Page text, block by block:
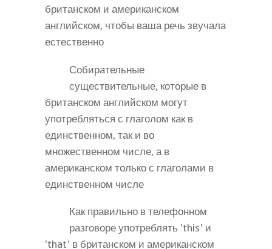
британском и американском
английском, чтобы ваша речь звучала
естественно
Собирательные
существительные, которые в
британском английском могут
употребляться с глаголом как в
единственном, так и во
множественном числе, а в
американском только с глаголами в
единственном числе
Как правильно в телефонном
разговоре употреблять 'this' и
'that' в британском и американском